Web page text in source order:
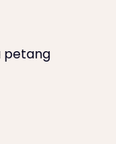
petang